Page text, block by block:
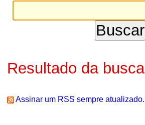
Resultado da busca
Assinar um RSS sempre atualizado.